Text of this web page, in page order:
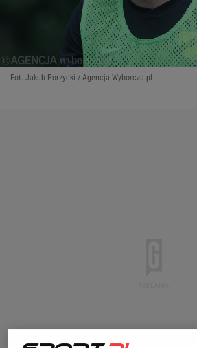
Fot. Jakub Porzycki / Agencja Wyborcza.pl